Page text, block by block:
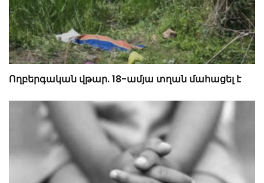
Ողբերգական վթար. 18-ամյա տղան մահացել է